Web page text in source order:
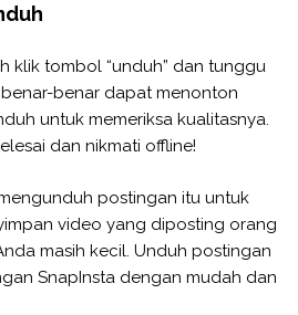
klik tombol “unduh” dan tunggu
benar dapat menonton
untuk memeriksa kualitasnya.
dan nikmati offline!
postingan itu untuk
video yang diposting orang
masih kecil. Unduh postingan
SnapInsta dengan mudah dan